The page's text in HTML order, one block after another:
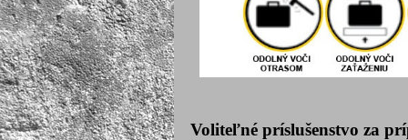
Voliteľné príslušenstvo za